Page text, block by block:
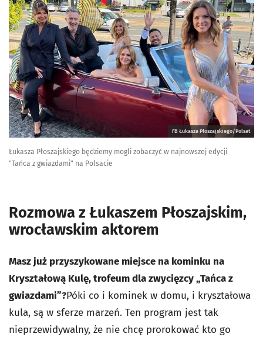
FB Łukasza Płoszajskiego/Polsat
Łukasza Płoszajskiego będziemy mogli zobaczyć w najnowszej edycji
"Tańca z gwiazdami" na Polsacie
Rozmowa z Łukaszem Płoszajskim,
wrocławskim aktorem
Masz już przyszykowane miejsce na kominku na
Kryształową Kulę, trofeum dla zwycięzcy „Tańca z
gwiazdami”?Póki co i kominek w domu, i kryształowa
kula, są w sferze marzeń. Ten program jest tak
nieprzewidywalny, że nie chcę prorokować kto go